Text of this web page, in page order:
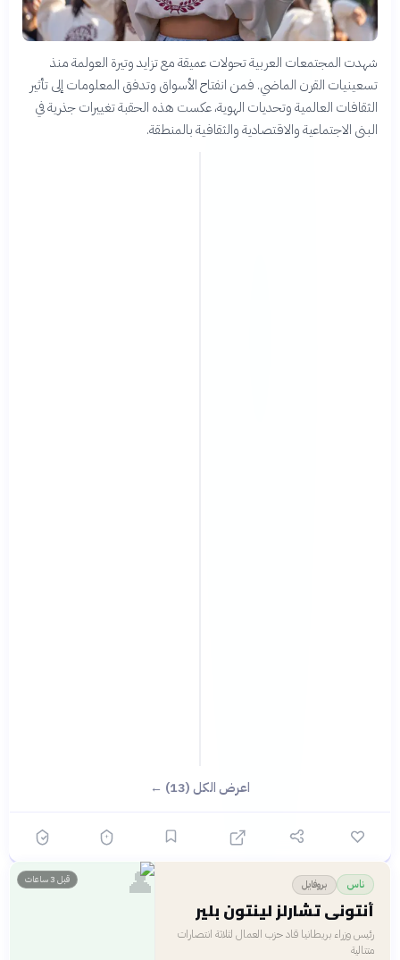
شهدت المجتمعات العربية تحولات عميقة مع تزايد وتيرة العولمة منذ
تسعينيات القرن الماضي. فمن انفتاح الأسواق وتدفق المعلومات إلى تأثير
الثقافات العالمية وتحديات الهوية، عكست هذه الحقبة تغييرات جذرية في
البنى الاجتماعية والاقتصادية والثقافية بالمنطقة.
اعرض الكل (13) ←
ناس بروفايل
أنتوني تشارلز لينتون بلير
رئيس وزراء بريطانيا قاد حزب العمال لثلاثة انتصارات
متتالية
قبل 3 ساعات 👤